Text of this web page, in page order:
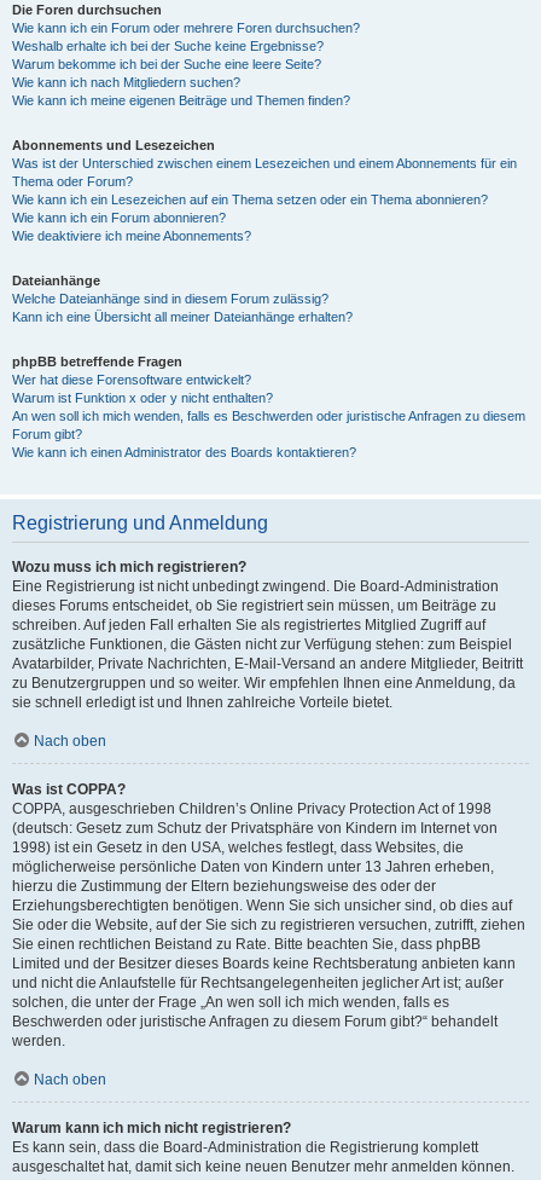
Die Foren durchsuchen
Wie kann ich ein Forum oder mehrere Foren durchsuchen?
Weshalb erhalte ich bei der Suche keine Ergebnisse?
Warum bekomme ich bei der Suche eine leere Seite?
Wie kann ich nach Mitgliedern suchen?
Wie kann ich meine eigenen Beiträge und Themen finden?
Abonnements und Lesezeichen
Was ist der Unterschied zwischen einem Lesezeichen und einem Abonnements für ein
Thema oder Forum?
Wie kann ich ein Lesezeichen auf ein Thema setzen oder ein Thema abonnieren?
Wie kann ich ein Forum abonnieren?
Wie deaktiviere ich meine Abonnements?
Dateianhänge
Welche Dateianhänge sind in diesem Forum zulässig?
Kann ich eine Übersicht all meiner Dateianhänge erhalten?
phpBB betreffende Fragen
Wer hat diese Forensoftware entwickelt?
Warum ist Funktion x oder y nicht enthalten?
An wen soll ich mich wenden, falls es Beschwerden oder juristische Anfragen zu diesem
Forum gibt?
Wie kann ich einen Administrator des Boards kontaktieren?
Registrierung und Anmeldung
Wozu muss ich mich registrieren?
Eine Registrierung ist nicht unbedingt zwingend. Die Board-Administration
dieses Forums entscheidet, ob Sie registriert sein müssen, um Beiträge zu
schreiben. Auf jeden Fall erhalten Sie als registriertes Mitglied Zugriff auf
zusätzliche Funktionen, die Gästen nicht zur Verfügung stehen: zum Beispiel
Avatarbilder, Private Nachrichten, E-Mail-Versand an andere Mitglieder, Beitritt
zu Benutzergruppen und so weiter. Wir empfehlen Ihnen eine Anmeldung, da
sie schnell erledigt ist und Ihnen zahlreiche Vorteile bietet.
Nach oben
Was ist COPPA?
COPPA, ausgeschrieben Children’s Online Privacy Protection Act of 1998
(deutsch: Gesetz zum Schutz der Privatsphäre von Kindern im Internet von
1998) ist ein Gesetz in den USA, welches festlegt, dass Websites, die
möglicherweise persönliche Daten von Kindern unter 13 Jahren erheben,
hierzu die Zustimmung der Eltern beziehungsweise des oder der
Erziehungsberechtigten benötigen. Wenn Sie sich unsicher sind, ob dies auf
Sie oder die Website, auf der Sie sich zu registrieren versuchen, zutrifft, ziehen
Sie einen rechtlichen Beistand zu Rate. Bitte beachten Sie, dass phpBB
Limited und der Besitzer dieses Boards keine Rechtsberatung anbieten kann
und nicht die Anlaufstelle für Rechtsangelegenheiten jeglicher Art ist; außer
solchen, die unter der Frage „An wen soll ich mich wenden, falls es
Beschwerden oder juristische Anfragen zu diesem Forum gibt?“ behandelt
werden.
Nach oben
Warum kann ich mich nicht registrieren?
Es kann sein, dass die Board-Administration die Registrierung komplett
ausgeschaltet hat, damit sich keine neuen Benutzer mehr anmelden können.